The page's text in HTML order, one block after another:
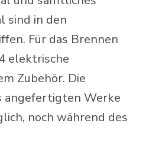
sind in den
Für das Brennen
elektrische
Zubehör. Die
angefertigten Werke
noch während des